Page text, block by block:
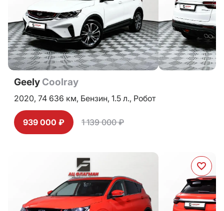
Geely Coolray
2020, 74 636 км, Бензин, 1.5 л., Робот
939 000 ₽ 1 139 000 ₽